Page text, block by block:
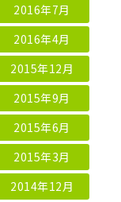
2016年7月
2016年4月
2015年12月
2015年9月
2015年6月
2015年3月
2014年12月